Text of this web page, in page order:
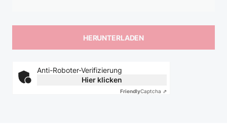
Anti-Roboter-Verifizierung
Hier klicken
FriendlyCaptcha ⇗